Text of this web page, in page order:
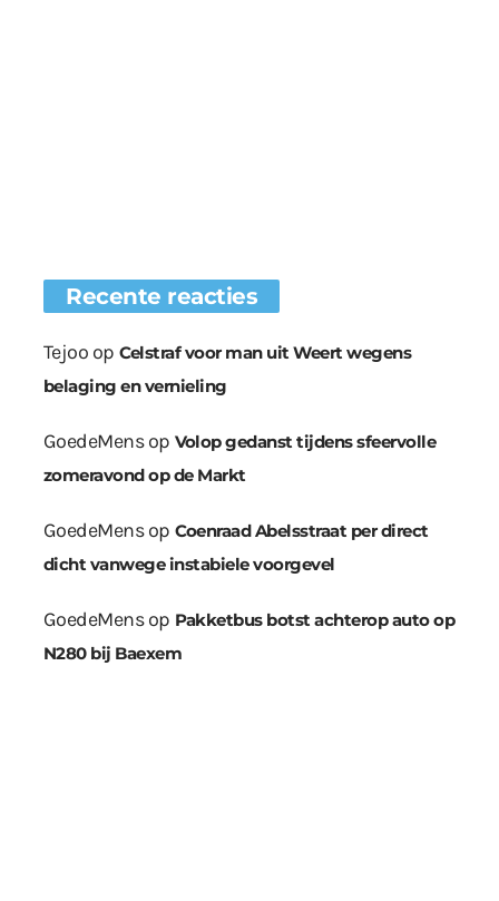
Recente reacties
Tejoo op Celstraf voor man uit Weert wegens
belaging en vernieling
GoedeMensop Volop gedanst tijdens sfeervolle
zomeravond op de Markt
GoedeMensop Coenraad Abelsstraat per direct
dicht vanwege instabiele voorgevel
GoedeMensop Pakketbus botst achterop auto op
N280 bij Baexem